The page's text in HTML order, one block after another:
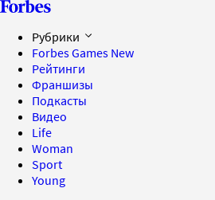
Рубрики
Forbes Games New
Рейтинги
Франшизы
Подкасты
Видео
Life
Woman
Sport
Young